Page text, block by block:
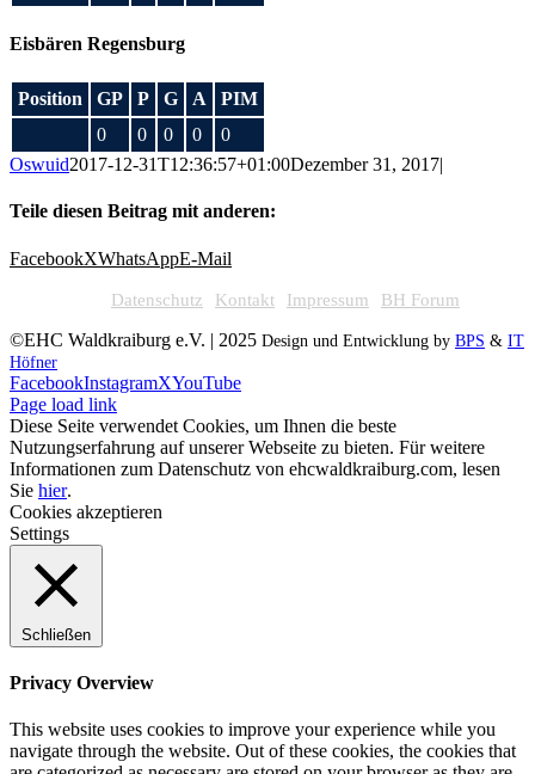
Eisbären Regensburg
Position GP P G A
PIM
0
0 0 0
0
Oswuid2017-12-31T12:36:57+01:00Dezember 31, 2017|
Teile diesen Beitrag mit anderen:
FacebookXWhatsAppE-Mail
Datenschutz Kontakt Impressum BH Forum
©EHC Waldkraiburg e.V. | 2025 Design und Entwicklung by BPS & IT
Höfner
FacebookInstagramXYouTube
Page load link
Diese Seite verwendet Cookies, um Ihnen die beste
Nutzungserfahrung auf unserer Webseite zu bieten. Für weitere
Informationen zum Datenschutz von ehcwaldkraiburg.com, lesen
Sie hier.
Cookies akzeptieren
Settings
Schließen
Privacy Overview
This website uses cookies to improve your experience while you
navigate through the website. Out of these cookies, the cookies that